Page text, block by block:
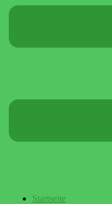
Startseite